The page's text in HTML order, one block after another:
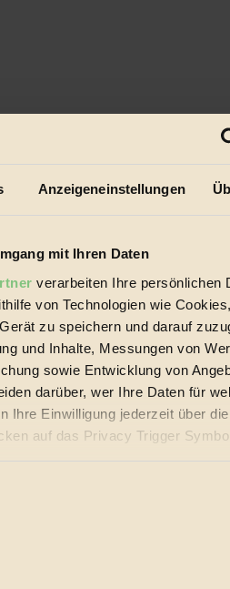
Anzeigeneinstellungen
mit Ihren Daten
verarbeiten Ihre persönlichen
von Technologien wie
zu speichern und darauf
und Inhalte, Messungen von
sowie Entwicklung von
darüber, wer Ihre Daten für
Ihre Einwilligung jederzeit über
auf das Privacy Trigger
wir auch gerne:
Scannen nach bestimmten
Fair-Trade sowie der Branche